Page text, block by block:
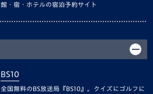
館・宿・ホテルの宿泊予約サイト
BS10
全国無料のBS放送局『BS10』。クイズにゴルフに